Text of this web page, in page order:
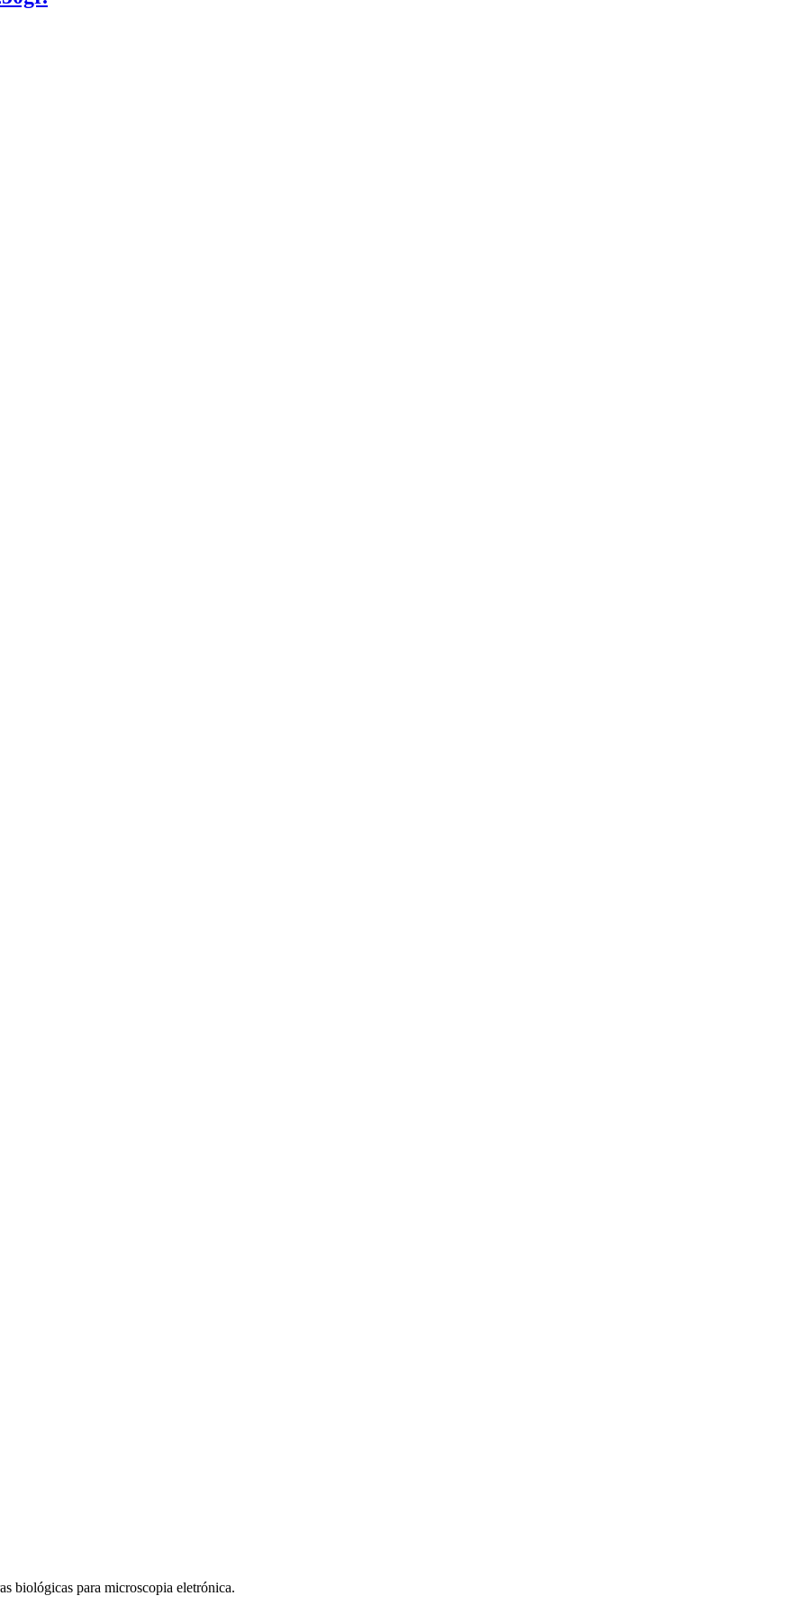
biológicas para microscopia eletrónica.